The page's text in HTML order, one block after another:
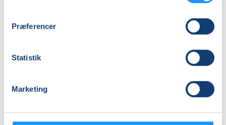
Præferencer
Statistik
Marketing
, Holbæk
Se på kort
Praktiske oplysninger